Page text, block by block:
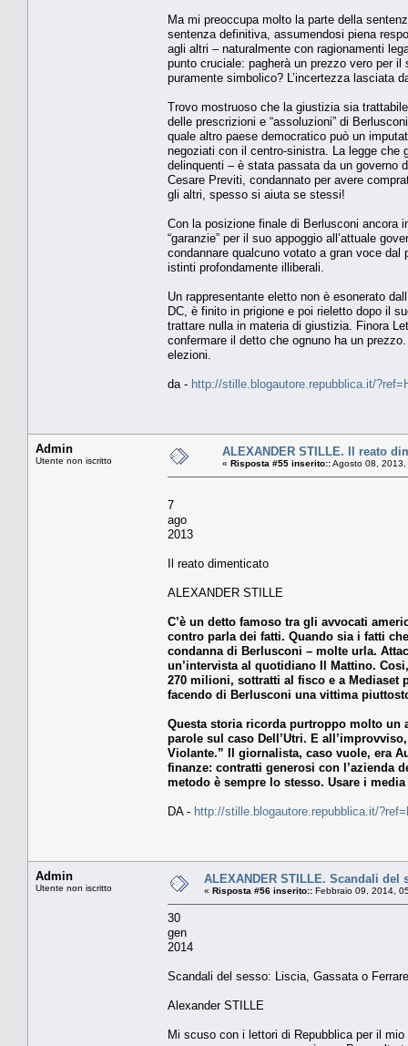
Ma mi preoccupa molto la parte della
sentenza definitiva, assumendosi piena
agli altri – naturalmente con ragionamenti
punto cruciale: pagherà un prezzo vero per
puramente simbolico? L’incertezza lasciata
Trovo mostruoso che la giustizia sia
delle prescrizioni e “assoluzioni” di
quale altro paese democratico può un
negoziati con il centro-sinistra. La legge che
delinquenti – è stata passata da un governo
Cesare Previti, condannato per avere
gli altri, spesso si aiuta se stessi!
Con la posizione finale di Berlusconi ancora
“garanzie” per il suo appoggio all’attuale
condannare qualcuno votato a gran voce dal
istinti profondamente illiberali.
Un rappresentante eletto non è esonerato
DC, è finito in prigione e poi rieletto dopo il
trattare nulla in materia di giustizia. Finora
confermare il detto che ognuno ha un
elezioni.
da - http://stille.blogautore.repubblica.it/
Admin
Utente non iscritto
ALEXANDER STILLE. Il reato
« Risposta #55 inserito::Agosto 08,
7
ago
2013
Il reato dimenticato
ALEXANDER STILLE
C’è un detto famoso tra gli avvocati
contro parla dei fatti. Quando sia i fatti
condanna di Berlusconi – molte urla.
un’intervista al quotidiano Il Mattino.
270 milioni, sottratti al fisco e a Mediaset
facendo di Berlusconi una vittima
Questa storia ricorda purtroppo molto
parole sul caso Dell’Utri. E
Violante.” Il giornalista, caso vuole, era
finanze: contratti generosi con l’azienda
metodo è sempre lo stesso. Usare i
DA - http://stille.blogautore.repubblica.it/
Admin
Utente non iscritto
ALEXANDER STILLE. Scandali del
« Risposta #56 inserito:: Febbraio 09, 2014,
30
gen
2014
Scandali del sesso: Liscia, Gassata o
Alexander STILLE
Mi scuso con i lettori di Repubblica per il